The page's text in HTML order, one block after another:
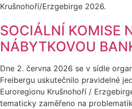
Krušnohoří/Erzgebirge 2026.
SOCIÁLNÍ KOMISE
NÁBYTKOVOU
Dne 2. června 2026 se v sídle
Freibergu uskutečnilo pravidelné
Euroregionu Krušnohoří /
tematicky zaměřeno na